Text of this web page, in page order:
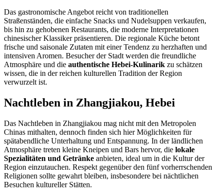
Das gastronomische Angebot reicht von traditionellen
Straßenständen, die einfache Snacks und Nudelsuppen verkaufen,
bis hin zu gehobenen Restaurants, die moderne Interpretationen
chinesischer Klassiker präsentieren. Die regionale Küche betont
frische und saisonale Zutaten mit einer Tendenz zu herzhaften und
intensiven Aromen. Besucher der Stadt werden die freundliche
Atmosphäre und die authentische Hebei-Kulinarik zu schätzen
wissen, die in der reichen kulturellen Tradition der Region
verwurzelt ist.
Nachtleben in Zhangjiakou, Hebei
Das Nachtleben in Zhangjiakou mag nicht mit den Metropolen
Chinas mithalten, dennoch finden sich hier Möglichkeiten für
spätabendliche Unterhaltung und Entspannung. In der ländlichen
Atmosphäre treten kleine Kneipen und Bars hervor, die lokale
Spezialitäten und Getränke anbieten, ideal um in die Kultur der
Region einzutauchen. Respekt gegenüber den fünf vorherrschenden
Religionen sollte gewahrt bleiben, insbesondere bei nächtlichen
Besuchen kultureller Stätten.